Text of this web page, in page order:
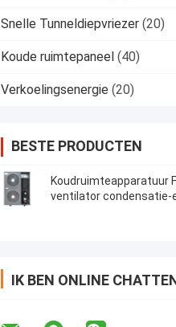
Snelle Tunneldiepvriezer (20)
Koude ruimtepaneel (40)
Verkoelingsenergie (20)
BESTE PRODUCTEN
Koudruimteapparatuur
ventilator condensatie-
IK BEN ONLINE